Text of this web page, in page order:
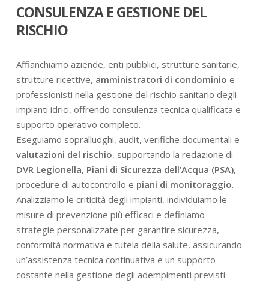
CONSULENZA E GESTIONE DEL
RISCHIO
Affianchiamo aziende, enti pubblici, strutture sanitarie,
strutture ricettive, amministratori di condominio e
professionisti nella gestione del rischio sanitario degli
impianti idrici, offrendo consulenza tecnica qualificata e
supporto operativo completo.
Eseguiamo sopralluoghi, audit, verifiche documentali e
valutazioni del rischio, supportando la redazione di
DVR Legionella, Piani di Sicurezza dell’Acqua (PSA),
procedure di autocontrollo e piani di monitoraggio.
Analizziamo le criticità degli impianti, individuiamo le
misure di prevenzione più efficaci e definiamo
strategie personalizzate per garantire sicurezza,
conformità normativa e tutela della salute, assicurando
un’assistenza tecnica continuativa e un supporto
costante nella gestione degli adempimenti previsti